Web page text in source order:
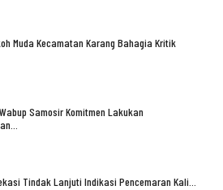
Muda Kecamatan Karang Bahagia Kritik
Samosir Komitmen Lakukan
Tindak Lanjuti Indikasi Pencemaran Kali…